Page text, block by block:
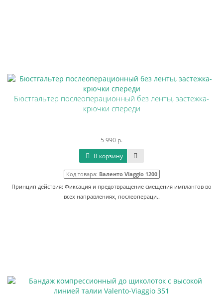
Бюстгальтер послеоперационный без ленты, застежка-
крючки спереди
5 990 р.
В корзину
Код товара: Валенто Viaggio 1200
Принцип действия: Фиксация и предотвращение смещения имплантов во
всех направлениях, послеопераци..